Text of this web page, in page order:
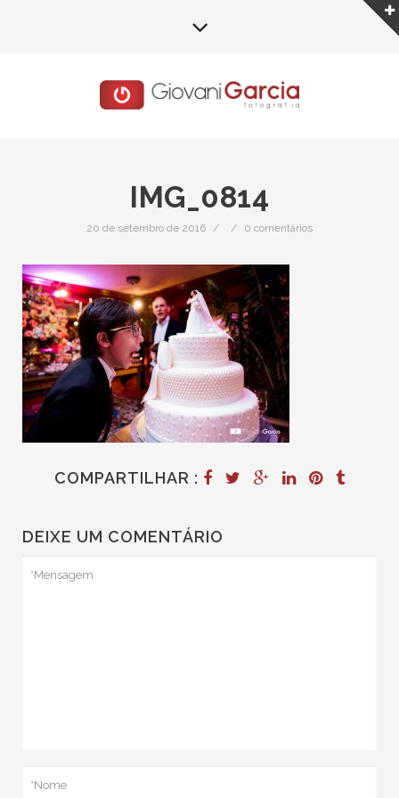
IMG_0814
20 de setembro de 2016 / / 0 comentários
COMPARTILHAR :
DEIXE UM COMENTÁRIO